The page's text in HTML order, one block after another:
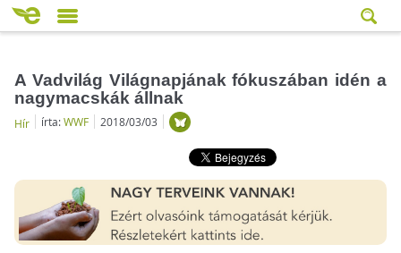
A Vadvilág Világnapjának fókuszában idén a
nagymacskák állnak
Hír írta:WWF 2018/03/03